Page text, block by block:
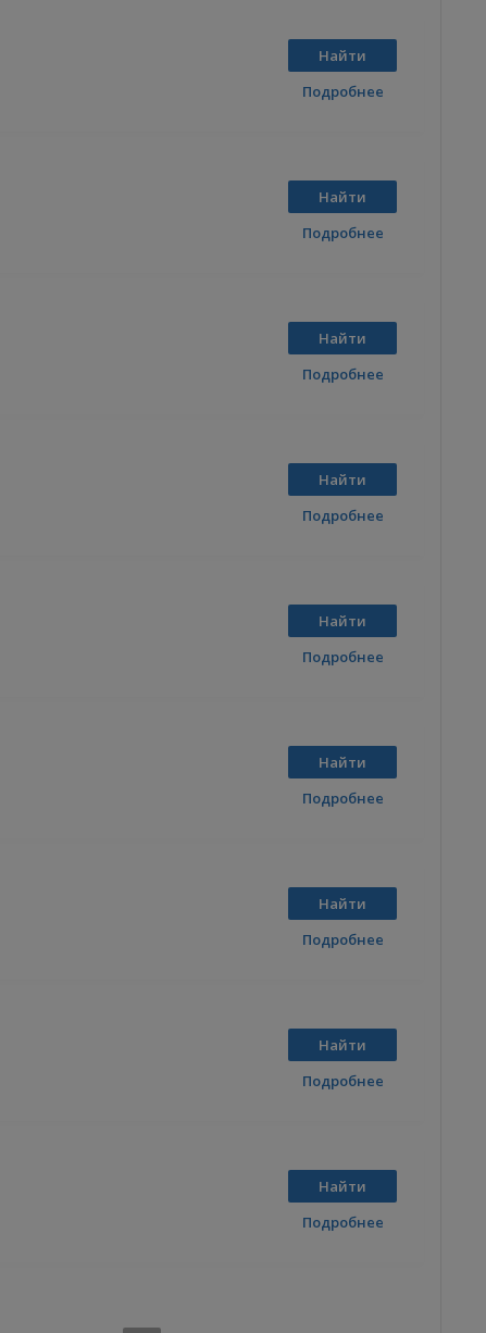
Найти
Подробнее
Найти
Подробнее
Найти
Подробнее
Найти
Подробнее
Найти
Подробнее
Найти
Подробнее
Найти
Подробнее
Найти
Подробнее
Найти
Подробнее